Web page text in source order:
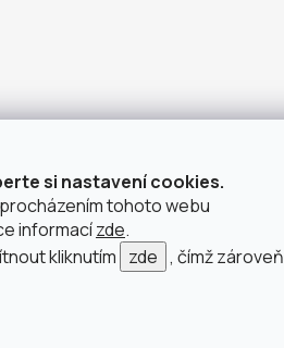
si nastavení cookies.
tohoto webu
informacízde.
kliknutím zde , čímž zároveň